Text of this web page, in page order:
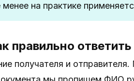
на практике
правильно
получателя и